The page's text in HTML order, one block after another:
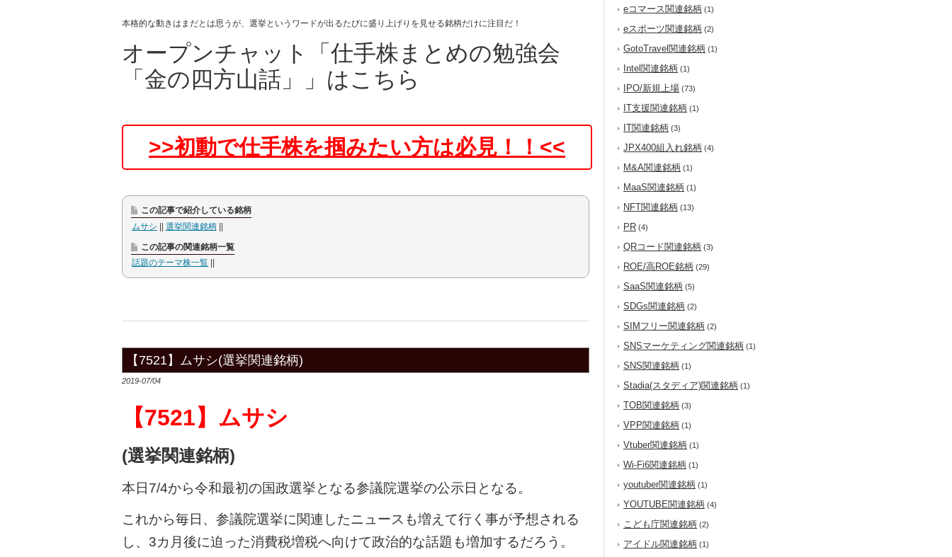
本格的な動きはまだとは思うが、選挙というワードが出るたびに盛り上げりを見せる銘柄だけに注目だ！
オープンチャット「仕手株まとめの勉強会
「金の四方山話」」はこちら
初動で仕手株を掴みたい方は必見！！
この記事で紹介している銘柄
ムサシ
選挙関連銘柄
この記事の関連銘柄一覧
話題のテーマ株一覧
【7521】ムサシ(選挙関連銘柄)
2019-07/04
【7521】ムサシ
(選挙関連銘柄)
本日7/4から令和最初の国政選挙となる参議院選挙の公示日となる。
これから毎日、参議院選挙に関連したニュースも増えて行く事が予想される
し、3カ月後に迫った消費税増税へ向けて政治的な話題も増加するだろう。
eコマース関連銘柄 (1)
eスポーツ関連銘柄 (2)
GotoTravel関連銘柄 (1)
Intel関連銘柄 (1)
IPO/新規上場 (73)
IT支援関連銘柄 (1)
IT関連銘柄 (3)
JPX400組入れ銘柄 (4)
M&A関連銘柄 (1)
MaaS関連銘柄 (1)
NFT関連銘柄 (13)
PR (4)
QRコード関連銘柄 (3)
ROE/高ROE銘柄 (29)
SaaS関連銘柄 (5)
SDGs関連銘柄 (2)
SIMフリー関連銘柄 (2)
SNSマーケティング関連銘柄 (1)
SNS関連銘柄 (1)
Stadia(スタディア)関連銘柄 (1)
TOB関連銘柄 (3)
VPP関連銘柄 (1)
Vtuber関連銘柄 (1)
Wi-Fi6関連銘柄 (1)
youtuber関連銘柄 (1)
YOUTUBE関連銘柄 (4)
こども庁関連銘柄 (2)
アイドル関連銘柄 (1)